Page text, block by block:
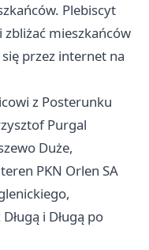
Plebiscyt
mieszkańców
przez internet na
z Posterunku
Purgal
Duże,
PKN Orlen SA
i Długą po